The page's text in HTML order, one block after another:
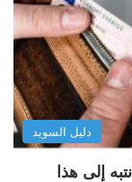
دليل السويد
إلى هذا